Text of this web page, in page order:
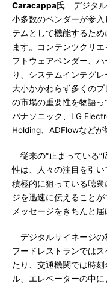
Caracappa氏 デジタル
小多数のベンダーが参
テムとして機能するた
ます。コンテンツクリ
フトウェアベンダー、
り、システムインテグ
大小かかわらず多くの
の市場の重要性を物語っ
パナソニック、LG
Holding、ADFlowなどが
従来の“止まっている”
性は、人々の注目を引い
積極的に狙っている聴
ジを迅速に伝えること
メッセージをきちんと届
デジタルサイネージの
フードレストランでは
たり、交通機関では時
ル、エレベーターの中